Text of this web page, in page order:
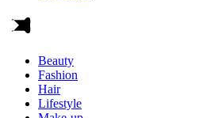
Beauty
Fashion
Hair
Lifestyle